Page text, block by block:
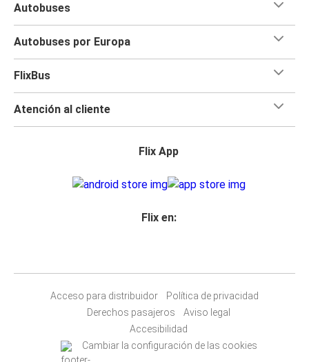
Autobuses
Autobuses por Europa
FlixBus
Atención al cliente
Flix App
Flix en:
Acceso para distribuidor
Política de privacidad
Derechos pasajeros
Aviso legal
Accesibilidad
Cambiar la configuración de las cookies